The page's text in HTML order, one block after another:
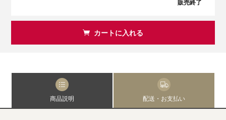
販売終了
カートに入れる
商品説明 配送・お支払い